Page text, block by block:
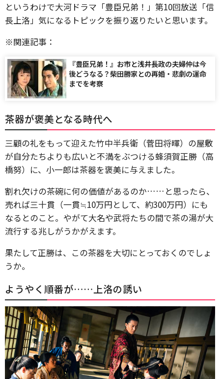
というわけで大河ドラマ「豊臣兄弟！」第10回放送「信
長上洛」気になるトピックを振り返りたいと思います。
※関連記事：
『豊臣兄弟！』お市と浅井長政の夫婦仲は今
後どうなる？柴田勝家との再婚・悲劇の運命
までを考察
茶器が褒美となる時代へ
三顧の礼をもって迎えた竹中半兵衛（菅田将暉）の屋敷
が自分たちよりも広いと不満をぶつける蜂須賀正勝（高
橋努）に、小一郎は茶器を褒美に与えました。
割れ欠けの茶碗に何の価値があるのか……と思ったら、
売れば三十貫（一貫≒10万円として、約300万円）にも
なるとのこと。やがて大名や武将たちの間で茶の湯が大
流行する兆しがうかがえます。
果たして正勝は、この茶器を大切にとっておくのでしょ
うか。
ようやく順番が……上洛の誘い